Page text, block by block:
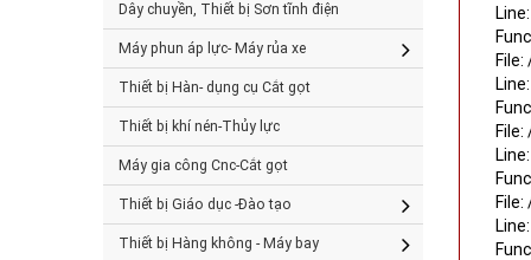
Dây chuyền, Thiết bị Sơn tĩnh điện
Máy phun áp lực- Máy rủa xe
Thiết bị Hàn- dụng cụ Cắt gọt
Thiết bị khí nén-Thủy lực
Máy gia công Cnc-Cắt gọt
Thiết bị Giáo dục -Đào tạo
Thiết bị Hàng không - Máy bay